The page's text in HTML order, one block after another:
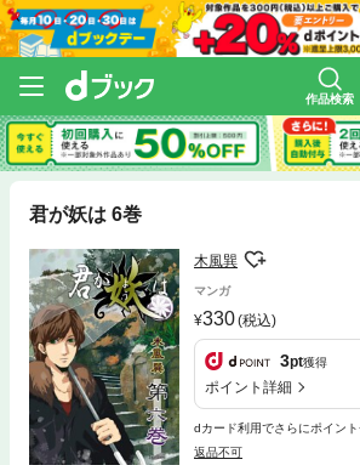
作品検索
君が妖は 6巻
木風巽
マンガ
330(税込)
3pt獲得
ポイント詳細
dカード利用でさらにポイン
返品不可